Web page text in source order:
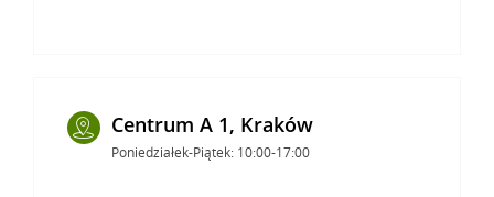
Centrum A 1, Kraków
Poniedziałek-Piątek: 10:00-17:00